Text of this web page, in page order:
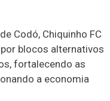
Codó, Chiquinho FC
blocos alternativos
fortalecendo as
a economia